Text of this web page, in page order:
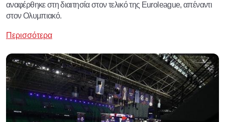
αναφέρθηκε στη διαιτησία στον τελικό της Euroleague, απέναντι
στον Ολυμπιακό.
Περισσότερα